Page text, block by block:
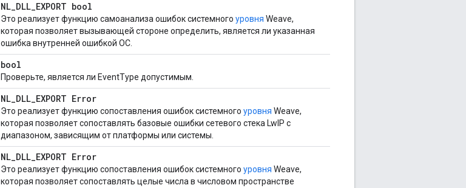
NL_DLL_EXPORT bool
Это реализует функцию самоанализа ошибок системного уровня Weave,
которая позволяет вызывающей стороне определить, является ли указанная
ошибка внутренней ошибкой ОС.
bool
Проверьте, является ли EventType допустимым.
NL_DLL_EXPORT Error
Это реализует функцию сопоставления ошибок системного уровня Weave,
которая позволяет сопоставлять базовые ошибки сетевого стека LwIP с
диапазоном, зависящим от платформы или системы.
NL_DLL_EXPORT Error
Это реализует функцию сопоставления ошибок системного уровня Weave,
которая позволяет сопоставлять целые числа в числовом пространстве